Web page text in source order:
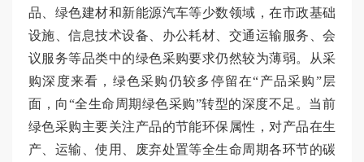
品、绿色建材和新能源汽车等少数领域，在市政基础
设施、信息技术设备、办公耗材、交通运输服务、会
议服务等品类中的绿色采购要求仍然较为薄弱。从采
购深度来看，绿色采购仍较多停留在“产品采购”层
面，向“全生命周期绿色采购”转型的深度不足。当前
绿色采购主要关注产品的节能环保属性，对产品在生
产、运输、使用、废弃处置等全生命周期各环节的碳